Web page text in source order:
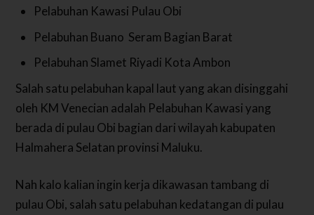
Pelabuhan Kawasi Pulau Obi
Pelabuhan Buano Seram Bagian Barat
Pelabuhan Slamet Riyadi Kota Ambon
Salah satu pelabuhan kapal laut yang akan disinggahi
oleh KM Venecian adalah Pelabuhan Kawasi yang
berada di pulau Obi bagian dari wilayah kabupaten
Halmahera Selatan provinsi Maluku.
Nah kalo kalian ingin kerja dikawasan tambang di
pulau Obi, salah satu pelabuhan kedatangan di pulau